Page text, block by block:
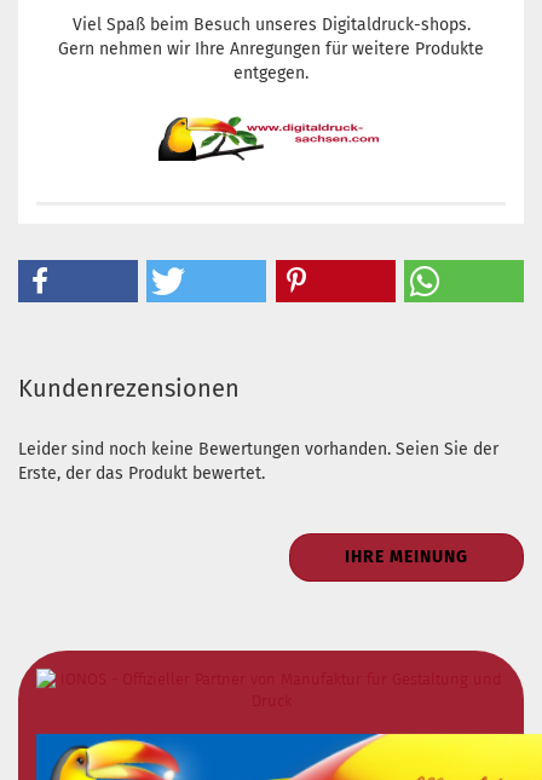
Viel Spaß beim Besuch unseres Digitaldruck-shops.
Gern nehmen wir Ihre Anregungen für weitere Produkte
entgegen.
Kundenrezensionen
Leider sind noch keine Bewertungen vorhanden. Seien Sie der
Erste, der das Produkt bewertet.
IHRE MEINUNG